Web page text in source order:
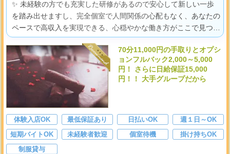
✨ 未経験の方でも充実した研修があるので安心して新しい一歩
を踏み出せますし、完全個室で人間関係の心配もなく、あなたの
ペースで高収入を実現できる、心穏やかな働き方がここで見つか
りますよ。
70分11,000円の手取りとオプシ
ョンフルバック2,000～5,000
円！ さらに日給保証15,000
円！！ 大手グループだから
体験入店OK 最低保証あり 日払いOK
週１日～OK
短期バイトOK
未経験者歓迎 個室待機
掛け持ちOK
制服貸与